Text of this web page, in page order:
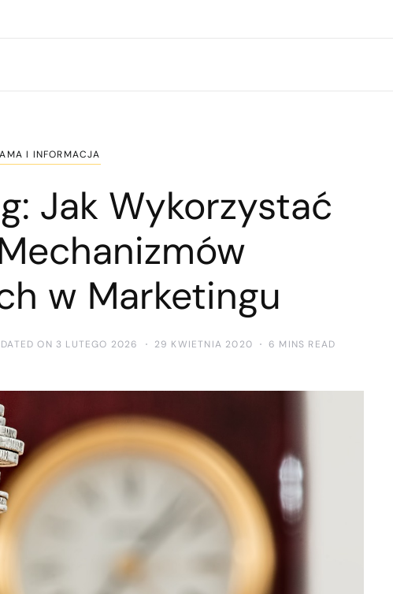
I INFORMACJA
Jak Wykorzystać
w Marketingu
ON 3 LUTEGO 2026 29 KWIETNIA 2020 6 MINS READ